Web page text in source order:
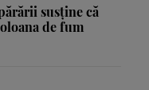
susține că
de fum